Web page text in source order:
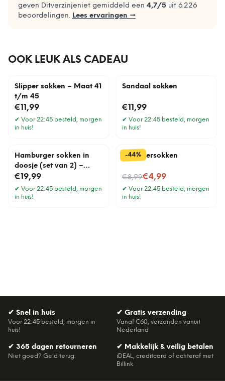
geven Ditverzinjeniet gemiddeld een 4,7/5 uit 6.226
beoordelingen. Lees ervaringen →
OOK LEUK ALS CADEAU
Slipper sokken – Maat 41
t/m 45
€11,99
✔ Voor 22:45 besteld, morgen
in huis!
Sandaal sokken
€11,99
✔ Voor 22:45 besteld, morgen
in huis!
Hamburger sokken in
doosje (set van 2) –
Maat 41 t/m 45
€19,99
✔ Voor 22:45 besteld, morgen
in huis!
-44%
Gele biersokken
€8,99
Nu voor€4,99
✔ Voor 22:45 besteld, morgen
in huis!
✔ Snel in huis
Voor 22:45 besteld, morgen in
huis!
✔ Gratis verzending
Vanaf €60, verzonden vanuit
Nederland
✔ 365 dagen retourneren
Niet goed? Geld terug.
✔ Makkelijk & veilig betalen
iDEAL, creditcard of achteraf met
Billink